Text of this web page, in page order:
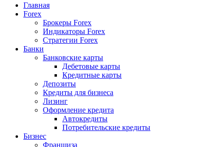
Главная
Forex
Брокеры Forex
Индикаторы Forex
Стратегии Forex
Банки
Банковские карты
Дебетовые карты
Кредитные карты
Депозиты
Кредиты для бизнеса
Лизинг
Оформление кредита
Автокредиты
Потребительские кредиты
Бизнес
Франшиза